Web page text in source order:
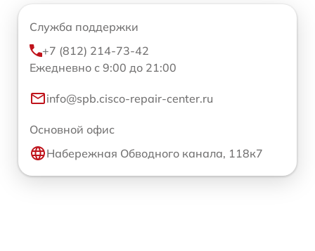
Служба поддержки
+7 (812) 214-73-42
Ежедневно с 9:00 до 21:00
info@spb.cisco-repair-center.ru
Основной офис
Набережная Обводного канала, 118к7